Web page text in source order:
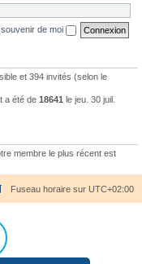
de moi
et 394 invités (selon le
a été de 18641 le jeu. 30 juil.
membre le plus récent est
Fuseau horaire sur UTC+02:00